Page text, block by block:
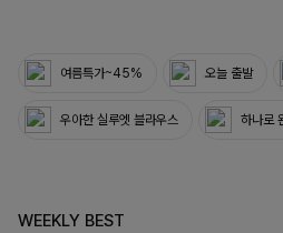
여름특가~45% 오늘 출발
우아한 실루엣 블라우스 하나로
WEEKLY BEST